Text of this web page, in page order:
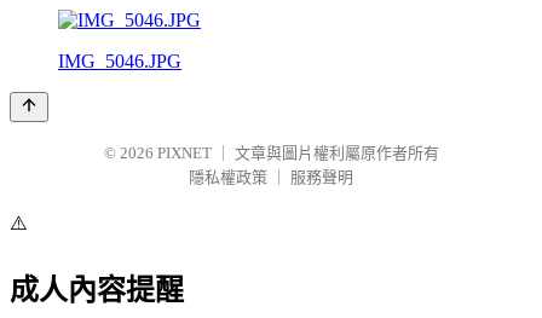
IMG_5046.JPG
© 2026 PIXNET
文章與圖片權利屬原作者所有
隱私權政策
服務聲明
⚠️
成人內容提醒